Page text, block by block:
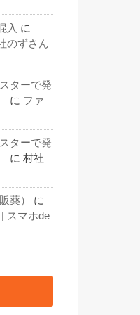
入 に
のずさん
ターで発
に ファ
ターで発
に 村社
薬）
に
スマホde